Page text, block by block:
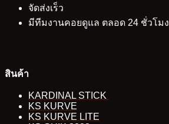
จัดส่งเร็ว
มีทีมงานคอยดูแล ตลอด 24 ชั่วโมง
สินค้า
KARDINAL STICK
KS KURVE
KS KURVE LITE